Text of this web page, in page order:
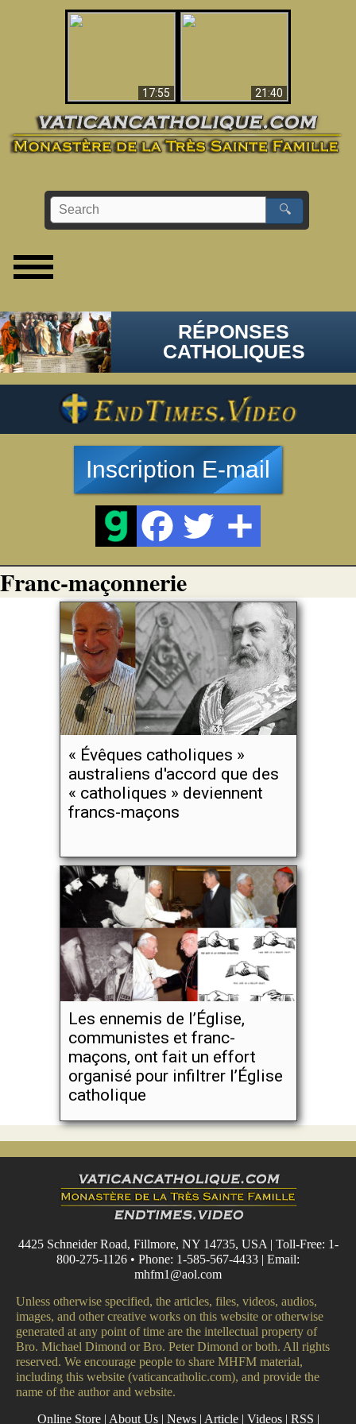
17:55
21:40
🔍
RÉPONSES
CATHOLIQUES
Inscription E-mail
Franc-maçonnerie
« Évêques catholiques »
australiens d'accord que des
« catholiques » deviennent
francs-maçons
Les ennemis de l’Église,
communistes et franc-
maçons, ont fait un effort
organisé pour infiltrer l’Église
catholique
4425 Schneider Road, Fillmore, NY 14735, USA | Toll-Free: 1-
800-275-1126 • Phone: 1-585-567-4433 | Email:
mhfm1@aol.com
Unless otherwise specified, the articles, files, videos, audios,
images, and other creative works on this website or otherwise
generated at any point of time are the intellectual property of
Bro. Michael Dimond or Bro. Peter Dimond or both. All rights
reserved. We encourage people to share MHFM material,
including this website (vaticancatholic.com), and provide the
name of the author and website.
Online Store| About Us| News| Article| Videos| RSS |